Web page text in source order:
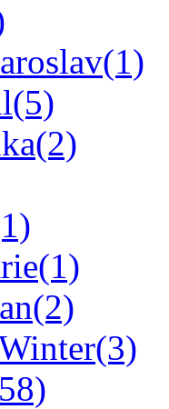
(1)
(5)
(2)
(1)
(2)
(3)